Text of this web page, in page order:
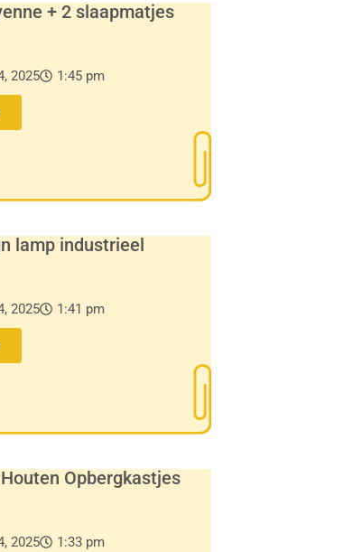
+ 2 slaapmatjes
2025 1:45 pm
lamp industrieel
2025 1:41 pm
Opbergkastjes
2025 1:33 pm